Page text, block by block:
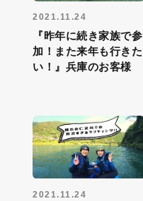
2021.11.24
『昨年に続き家族で参
加！また来年も行きた
い！』兵庫のお客様
2021.11.24